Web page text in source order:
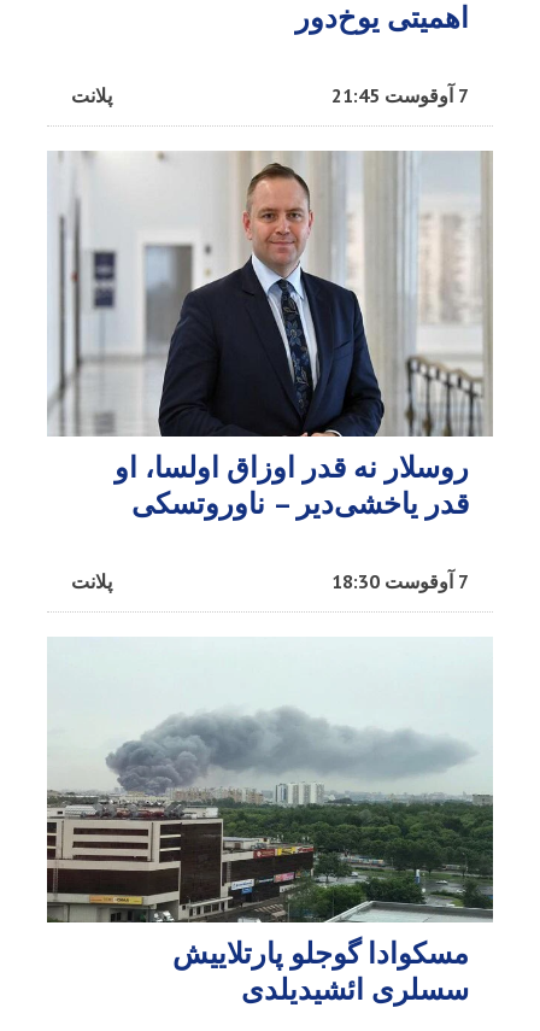
اهمیتی یوخ‌دور
پلانت 7 آوقوست 21:45
روسلار نه قدر اوزاق اولسا، او
قدر یاخشی‌دیر – ناوروتسکی
پلانت 7 آوقوست 18:30
مسکوادا گوجلو پارتلاییش
سسلری ائشیدیلدی